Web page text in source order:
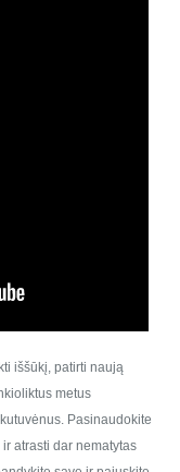
iššūkį, patirti naują
metus
Pasinaudokite
atrasti dar nematytas